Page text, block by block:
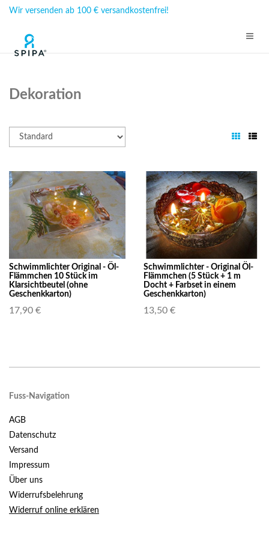
Wir versenden ab 100 € versandkostenfrei!
Dekoration
Schwimmlichter Original - Öl-
Flämmchen 10 Stück im
Klarsichtbeutel (ohne
Geschenkkarton)
17,90 €
Schwimmlichter - Original Öl-
Flämmchen (5 Stück + 1 m
Docht + Farbset in einem
Geschenkkarton)
13,50 €
Fuss-Navigation
AGB
Datenschutz
Versand
Impressum
Über uns
Widerrufsbelehrung
Widerruf online erklären